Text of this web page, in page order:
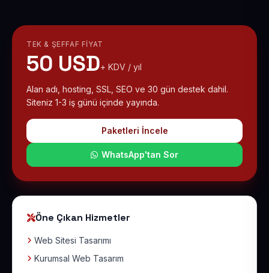
TEK & ŞEFFAF FIYAT
50 USD+ KDV / yıl
Alan adı, hosting, SSL, SEO ve 30 gün destek dahil.
Siteniz 1-3 iş günü içinde yayında.
Paketleri İncele
WhatsApp'tan Sor
Öne Çıkan Hizmetler
Web Sitesi Tasarımı
Kurumsal Web Tasarım